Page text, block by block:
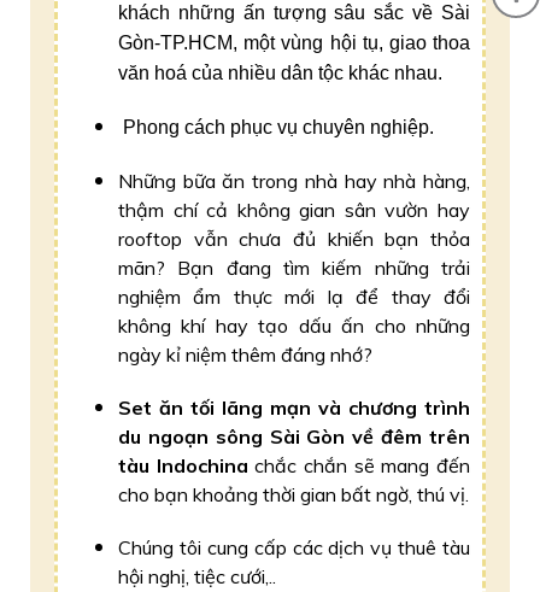
khách những ấn tượng sâu sắc về Sài
Gòn-TP.HCM, một vùng hội tụ, giao thoa
văn hoá của nhiều dân tộc khác nhau.
Phong cách phục vụ chuyên nghiệp.
Những bữa ăn trong nhà hay nhà hàng,
thậm chí cả không gian sân vườn hay
rooftop vẫn chưa đủ khiến bạn thỏa
mãn? Bạn đang tìm kiếm những trải
nghiệm ẩm thực mới lạ để thay đổi
không khí hay tạo dấu ấn cho những
ngày kỉ niệm thêm đáng nhớ?
Set ăn tối lãng mạn và chương trình
du ngoạn sông Sài Gòn về đêm trên
tàu Indochinachắc chắn sẽ mang đến
cho bạn khoảng thời gian bất ngờ, thú vị.
Chúng tôi cung cấp các dịch vụ thuê tàu
hội nghị, tiệc cưới,..